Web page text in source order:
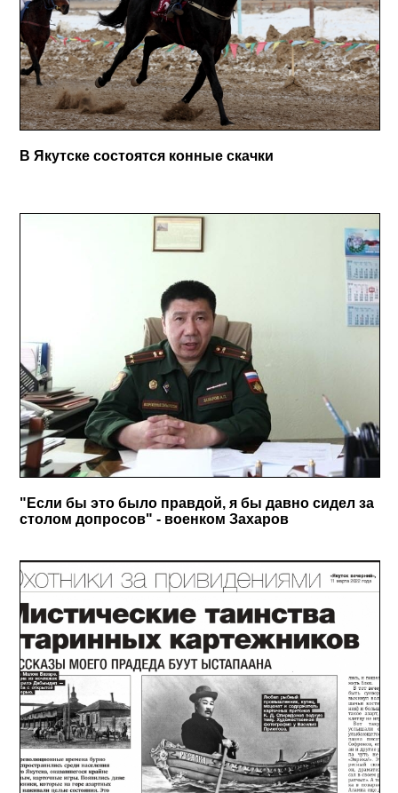
В Якутске состоятся конные скачки
"Если бы это было правдой, я бы давно сидел за
столом допросов" - военком Захаров